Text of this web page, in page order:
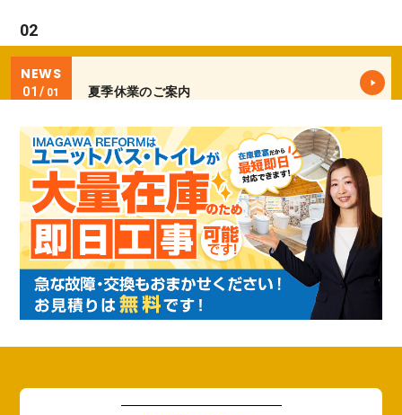
03
NEWS
01 01 夏季休業のご案内
NEWS
01 01 夏季休業のご案内